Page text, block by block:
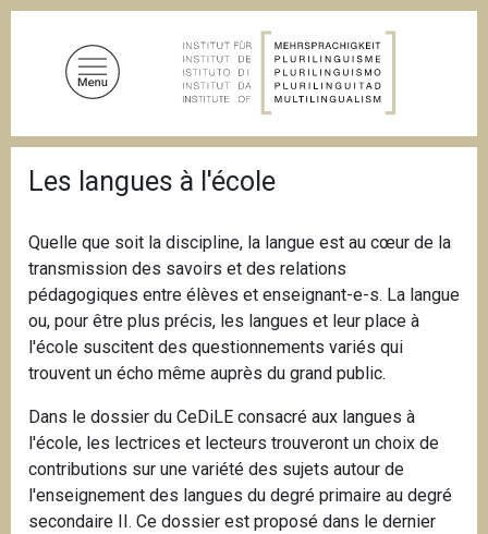
D
f
a
n
a
v
i
g
a
t
i
n
Les langues à l'école
Quelle que soit la discipline, la langue est au cœur de la
transmission des savoirs et des relations
pédagogiques entre élèves et enseignant-e-s. La langue
ou, pour être plus précis, les langues et leur place à
l'école suscitent des questionnements variés qui
trouvent un écho même auprès du grand public.
Dans le dossier du CeDiLE consacré aux langues à
l'école, les lectrices et lecteurs trouveront un choix de
contributions sur une variété des sujets autour de
l'enseignement des langues du degré primaire au degré
secondaire II. Ce dossier est proposé dans le dernier